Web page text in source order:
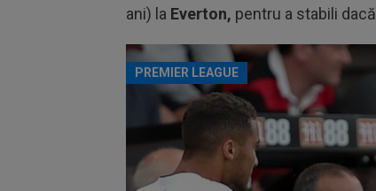
ani) la Everton, pentru a stabili
PREMIER LEAGUE